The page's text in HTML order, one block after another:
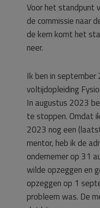
Voor het standpunt
de commissie naar
de kern komt het
neer.
Ik ben in
voltijdopleiding
In augustus 2023
te stoppen. Omdat
2023 nog een
mentor, heb ik de
ondernemer op 31
wilde opzeggen en
opzeggen op 1
probleem was. De